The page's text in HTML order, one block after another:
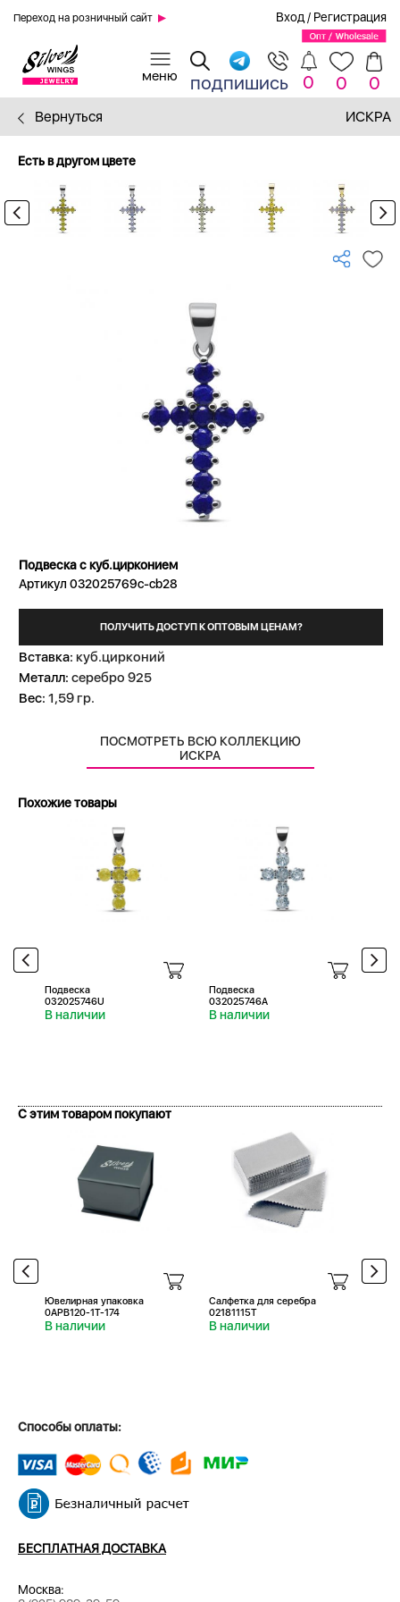
Переход на розничный сайт Вход / Регистрация
подпишись 0 0 0
Вернуться ИСКРА
Есть в другом цвете
Подвеска с куб.цирконием
Артикул 032025769c-cb28
ПОЛУЧИТЬ ДОСТУП К ОПТОВЫМ ЦЕНАМ?
Вставка: куб.цирконий
Металл: серебро 925
Вес: 1,59 гр.
ПОСМОТРЕТЬ ВСЮ КОЛЛЕКЦИЮ
ИСКРА
Похожие товары
Подвеска
032025746U
В наличии
Подвеска
032025746A
В наличии
С этим товаром покупают
Ювелирная упаковка
0APB120-1T-174
В наличии
Салфетка для серебра
02181115T
В наличии
Способы оплаты:
БЕСПЛАТНАЯ ДОСТАВКА
Москва: